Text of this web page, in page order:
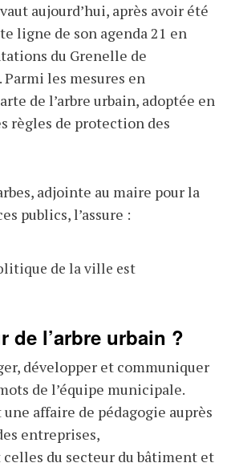
aujourd’hui, après avoir été
ligne de son agenda 21 en
du Grenelle de
les mesures en
de l’arbre urbain, adoptée en
règles de protection des
adjointe au maire pour la
publics, l’assure :
de la ville est
de l’arbre urbain ?
développer et communiquer
de l’équipe municipale.
affaire de pédagogie auprès
entreprises,
du secteur du bâtiment et